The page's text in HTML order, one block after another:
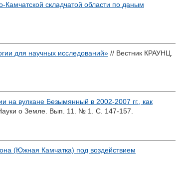
Камчатской складчатой области по даным
для научных исследований» // Вестник КРАУНЦ.
на вулкане Безымянный в 2002-2007 гг., как
о Земле. Вып. 11. № 1. С. 147-157.
(Южная Камчатка) под воздействием